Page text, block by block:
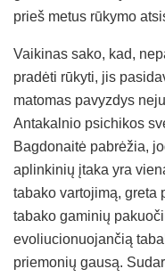
prieš metus rūkymo
Vaikinas sako, kad,
pradėti rūkyti, jis
matomas pavyzdys
Antakalnio psichikos
Bagdonaitė pabrėžia,
aplinkinių įtaka yra
tabako vartojimą, greta
tabako gaminių
evoliucionuojančią
priemonių gausą.